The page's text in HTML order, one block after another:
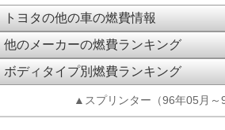
トヨタの他の車の燃費情報
他のメーカーの燃費ランキング
ボディタイプ別燃費ランキング
▲スプリンター（96年05月～